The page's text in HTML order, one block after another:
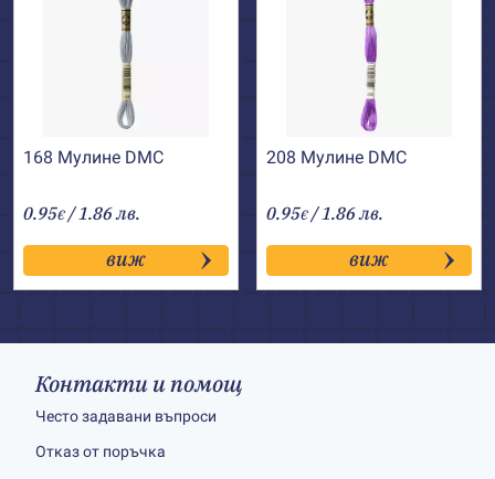
168 Мулине DMC
0.95€ / 1.86 лв.
виж
208 Мулине DMC
0.95€ / 1.86 лв.
виж
Контакти и помощ
Често задавани въпроси
Отказ от поръчка